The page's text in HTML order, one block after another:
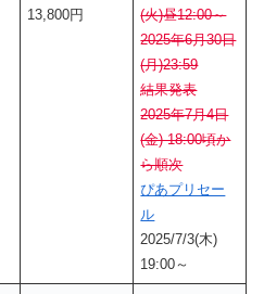
13,800円
(火)昼12:00～
2025年6月30日
(月)23:59
結果発表
2025年7月4日
(金) 18:00頃か
ら順次
ぴあプリセー
ル
2025/7/3(木)
19:00～